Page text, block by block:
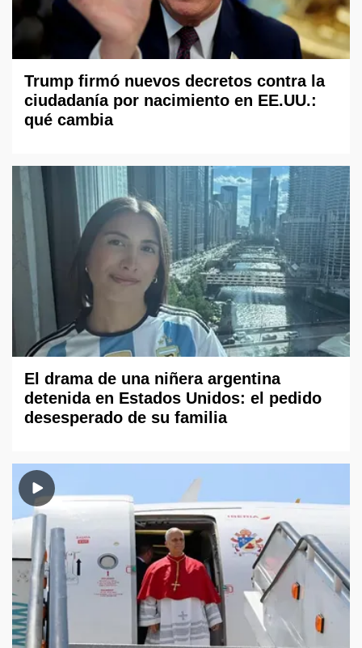
Trump firmó nuevos decretos contra la
ciudadanía por nacimiento en EE.UU.:
qué cambia
El drama de una niñera argentina
detenida en Estados Unidos: el pedido
desesperado de su familia